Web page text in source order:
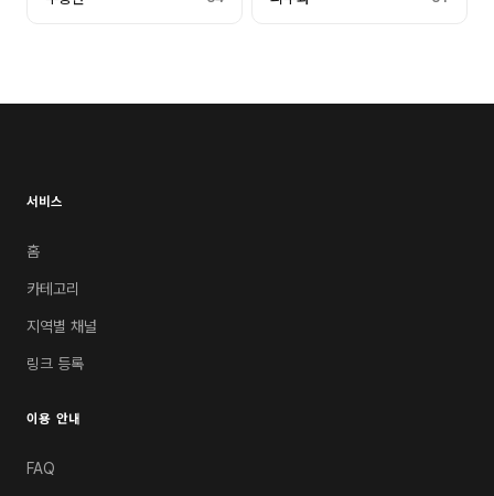
서비스
홈
카테고리
지역별 채널
링크 등록
이용 안내
FAQ